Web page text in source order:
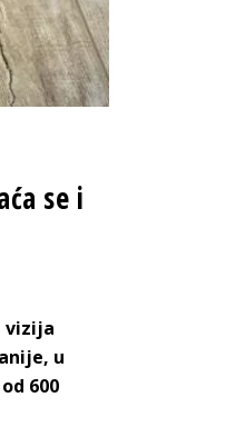
se i
vizija
u
600